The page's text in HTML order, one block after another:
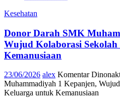
Kesehatan
Donor Darah SMK
Wujud Kolaborasi
Kemanusiaan
23/06/2026 alex Komentar
Muhammadiyah 1 Kepanjen,
Keluarga untuk Kemanusiaan